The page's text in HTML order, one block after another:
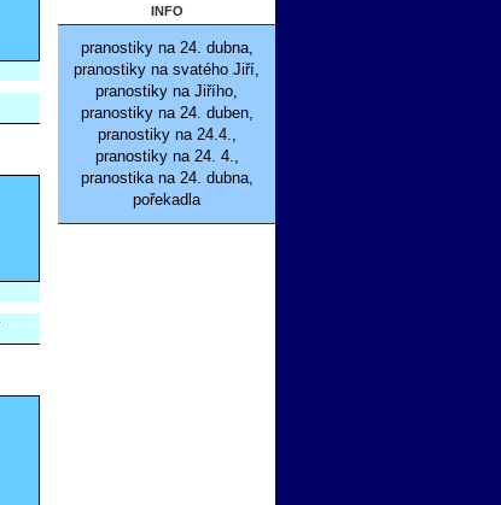
INFO
pranostiky na 24. dubna,
pranostiky na svatého Jiří,
pranostiky na Jiřího,
pranostiky na 24. duben,
pranostiky na 24.4.,
pranostiky na 24. 4.,
pranostika na 24. dubna,
pořekadla